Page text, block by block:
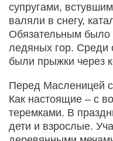
супругами,
валяли в снегу,
Обязательным было
ледяных гор. Среди
были прыжки через
Перед Масленицей
Как настоящие – с
теремками. В
дети и взрослые.